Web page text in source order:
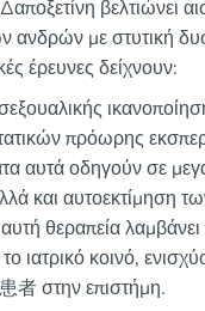
βελτιώνει
ανδρών με στυτική
έρευνες δείχνουν:
πρόωρης
αυτά οδηγούν σε
και αυτοεκτίμηση
θεραπεία
ιατρικό κοινό,
者 στην επιστήμη.